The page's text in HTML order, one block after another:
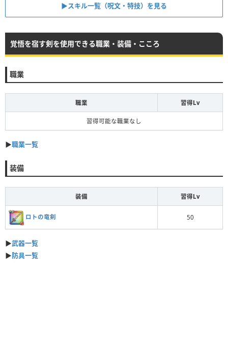
▶︎スキル一覧（呪文・特技）を見る
覚悟を宿す剣を使用できる職業・装備・こころ
職業
職業 習得Lv
習得可能な職業なし
▶︎職業一覧
装備
装備 習得Lv
ロトの竜剣 50
▶︎武器一覧
▶︎防具一覧